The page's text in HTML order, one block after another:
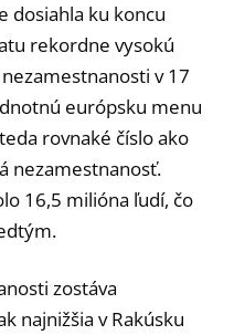
dosiahla ku koncu
rekordne vysokú
v 17
európsku menu
rovnaké číslo ako
nezamestnanosť.
16,5 milióna ľudí, čo
zostáva
najnižšia v Rakúsku